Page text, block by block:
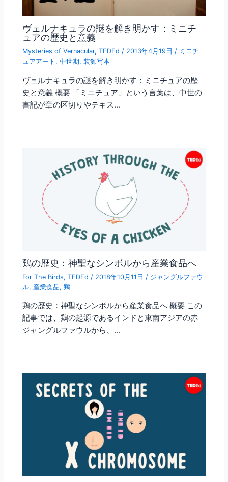
ヴェルナキュラの謎を解き明かす：ミニチ
ュアの歴史と意義
Mysteries of Vernacular,TEDEd / 2013年4月19日/ ミニチ
ュアアート ,中世期,装飾写本
ヴェルナキュラの謎を解き明かす：ミニチュアの歴
史と意義 概要 「ミニチュア」という言葉は、中世の
書記が章の区切りやテキス…
鶏の歴史：神聖なシンボルから産業食品へ
For The Birds,TEDEd / 2018年10月11日 / ジャングルファウ
ル, 産業食品,鶏
鶏の歴史：神聖なシンボルから産業食品へ 概要 この
記事では、鶏の起源であるインドと東南アジアの赤
ジャングルファウルから、…